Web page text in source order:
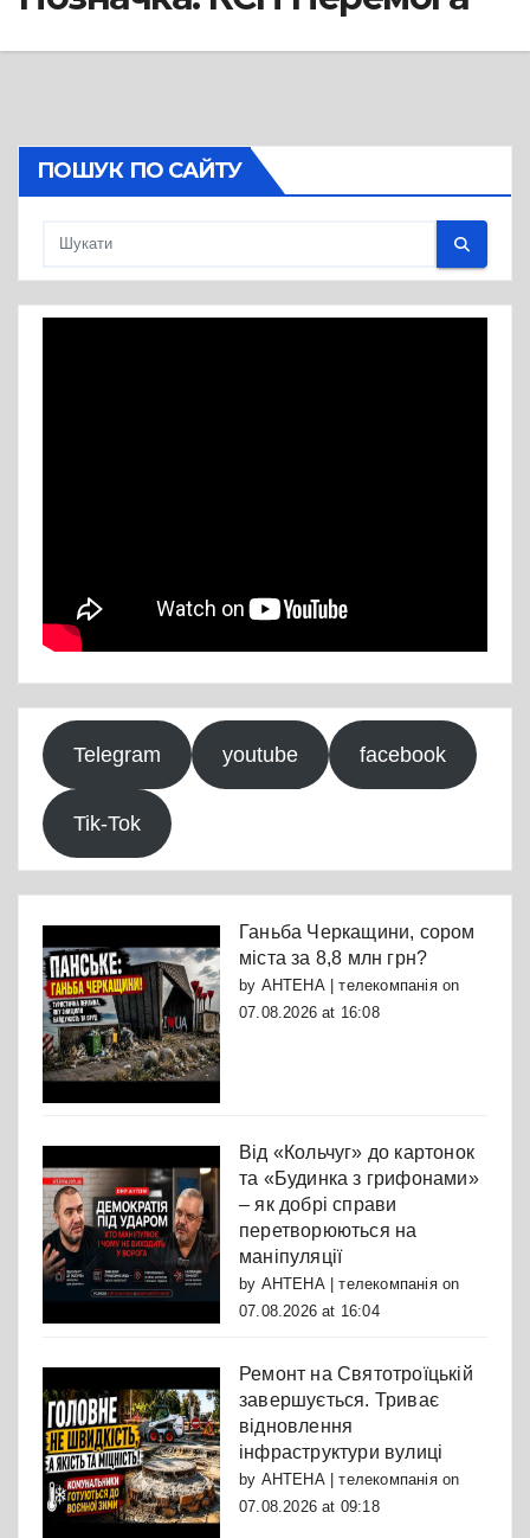
ПОШУК ПО САЙТУ
Telegram youtube facebook
Tik-Tok
Ганьба Черкащини, сором
міста за 8,8 млн грн?
by АНТЕНА | телекомпаніяon
07.08.2026 at 16:08
Від «Кольчуг» до картонок
та «Будинка з грифонами»
– як добрі справи
перетворюються на
маніпуляції
by АНТЕНА | телекомпаніяon
07.08.2026 at 16:04
Ремонт на Святотроїцькій
завершується. Триває
відновлення
інфраструктури вулиці
by АНТЕНА | телекомпаніяon
07.08.2026 at 09:18